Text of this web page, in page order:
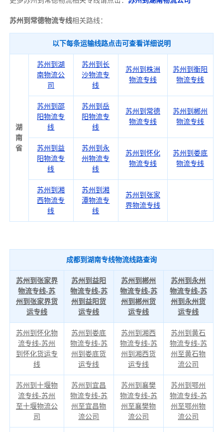
苏州到常德物流专线相关路线：
以下每条运输线路点击可查看详细说明
湖
南
省
苏州到湖
南物流公
司
苏州到长
沙物流专
线
苏州到株洲
物流专线
苏州到衡阳
物流专线
苏州到邵
阳物流专
线
苏州到岳
阳物流专
线
苏州到常德
物流专线
苏州到郴州
物流专线
苏州到益
阳物流专
线
苏州到永
州物流专
线
苏州到怀化
物流专线
苏州到娄底
物流专线
苏州到湘
西物流专
线
苏州到湘
潭物流专
线
苏州到张家
界物流专线
成都到湖南专线物流线路查询
苏州到张家界
物流专线-苏
州到张家界货
运专线
苏州到益阳
物流专线-苏
州到益阳货
运专线
苏州到郴州
物流专线-苏
州到郴州货
运专线
苏州到永州
物流专线-苏
州到永州货
运专线
苏州到怀化物
流专线-苏州
到怀化货运专
线
苏州到娄底
物流专线-苏
州到娄底货
运专线
苏州到湘西
物流专线-苏
州到湘西货
运专线
苏州到黄石
物流专线-苏
州至黄石物
流公司
苏州到十堰物
流专线-苏州
至十堰物流公
司
苏州到宜昌
物流专线-苏
州至宜昌物
流公司
苏州到襄樊
物流专线-苏
州至襄樊物
流公司
苏州到鄂州
物流专线-苏
州至鄂州物
流公司